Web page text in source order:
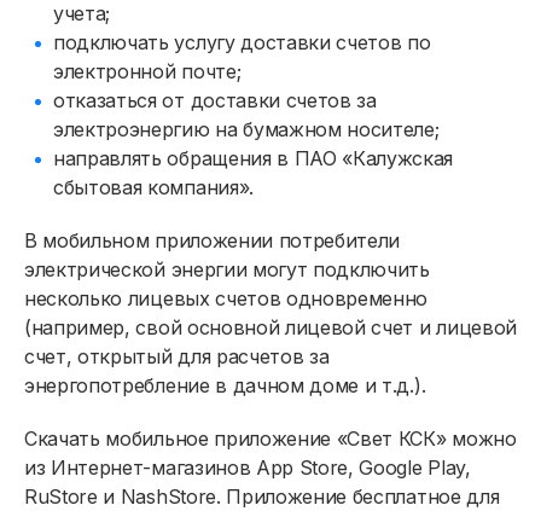
учета;
подключать услугу доставки счетов по
электронной почте;
отказаться от доставки счетов за
электроэнергию на бумажном носителе;
направлять обращения в ПАО «Калужская
сбытовая компания».
В мобильном приложении потребители
электрической энергии могут подключить
несколько лицевых счетов одновременно
(например, свой основной лицевой счет и лицевой
счет, открытый для расчетов за
энергопотребление в дачном доме и т.д.).
Скачать мобильное приложение «Свет КСК»можно
из Интернет-магазинов App Store, Google Play,
RuStore и NashStore. Приложение бесплатное для
Физическим лицам
Договор энергоснабжения
Расчёты и оплата
Приборы учёта и показания
Должникам